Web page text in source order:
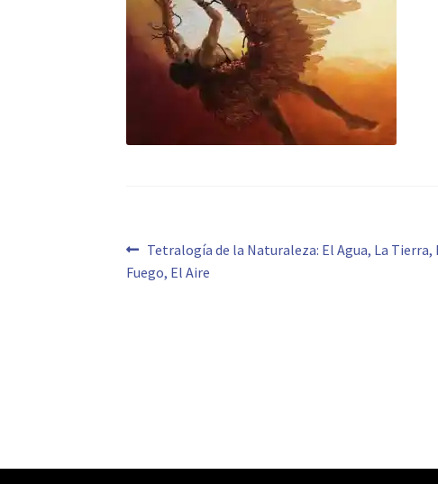
Navegación
de
Anterior:
Tetralogía de la Naturaleza: El Agua, La Tierra,
Fuego, El Aire